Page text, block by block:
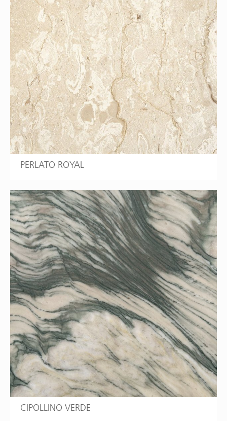
PERLATO ROYAL
CIPOLLINO VERDE